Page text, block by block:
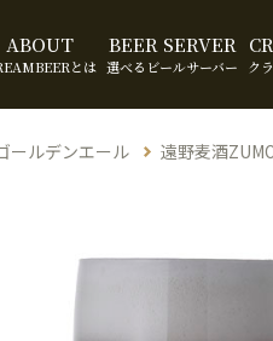
ABOUT
とは
BEER SERVER
選べるビールサーバー ク
ルデンエール 遠野麦酒